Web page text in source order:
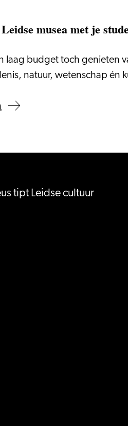
musea met je
laag budget toch genieten
natuur, wetenschap én
tipt Leidse cultuur